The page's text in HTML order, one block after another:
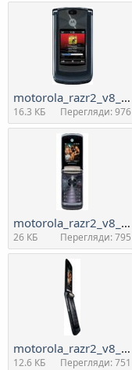
motorola_razr2_v8_1[1].jpg
16.3 КБ Перегляди: 976
motorola_razr2_v8_4[1].jpg
26 КБ Перегляди: 795
motorola_razr2_v8_6[1].jpg
12.6 КБ Перегляди: 751